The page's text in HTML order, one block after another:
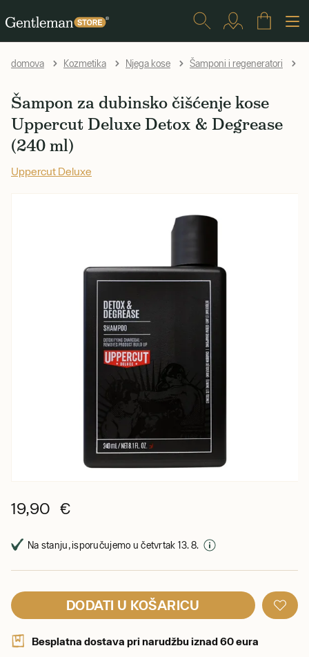
domova Kozmetika Njega kose Šamponi i regeneratori
Šampon za dubinsko čišćenje kose
Uppercut Deluxe Detox & Degrease
(240 ml)
Uppercut Deluxe
19,90 €
Na stanju, isporučujemo u četvrtak 13. 8.
DODATI U KOŠARICU
Besplatna dostava pri narudžbu iznad 60 eura